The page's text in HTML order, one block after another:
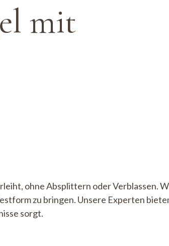
mit
ohne Absplittern oder Verblassen.
zu bringen. Unsere Experten
sorgt.